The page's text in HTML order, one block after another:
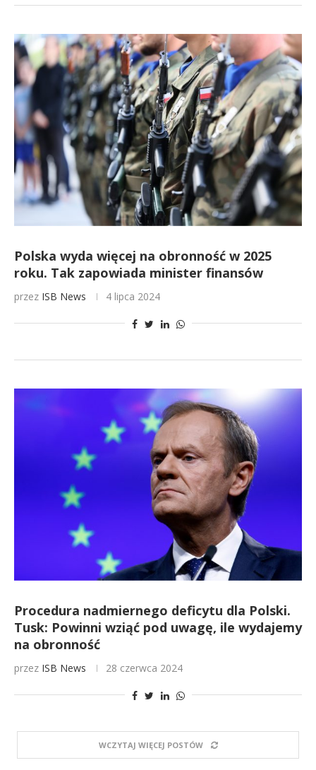
Polska wyda więcej na obronność w 2025
roku. Tak zapowiada minister finansów
przez ISB News 4 lipca 2024
Procedura nadmiernego deficytu dla Polski.
Tusk: Powinni wziąć pod uwagę, ile wydajemy
na obronność
przez ISB News 28 czerwca 2024
WCZYTAJ WIĘCEJ POSTÓW